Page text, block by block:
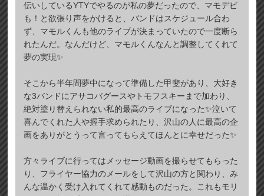
伝いしているYTYでやるのが私の夢だったので、マモデビ
も！と欲張り声をかけると、バンドはスケジュール合わ
ず、マモルくんも他のライブが決まっていたので一度断ら
れたんだ。なんだけど、マモルくんなんと調整してくれて
夢の実現✨
そこから半年間夢中になって準備した甲斐があり、大好き
な3バンドにアサコバグースやトモフスキーまで加わり、
絶対塗り替えられない私的最高のライブになった✨泣いて
喜んでくれた人や握手求められたり、沢山の人に最高の企
画をありがとうって言ってもらえてほんとに幸せだった✨
方々ライブに行ってはメッセージ動画を撮らせてもらった
り、フライヤー協力のメールをして沢山の方と関わり、み
んな温かく受け入れてくれて感動ものだった。これもモリ